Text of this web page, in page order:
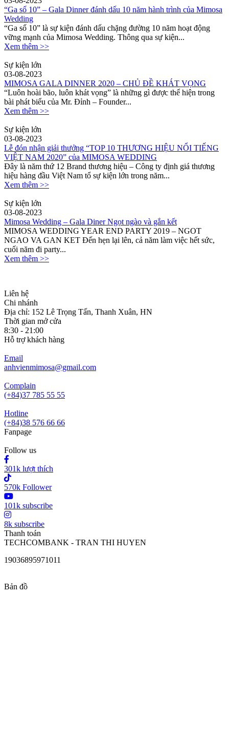
“Ga số 10” – Gala Dinner đánh dấu 10 năm hành trình của Mimosa
Wedding
“Ga số 10” là sự kiện đánh dấu chặng đường 10 năm hoạt động
vững mạnh của Mimosa Wedding. Thông qua sự kiện...
Xem thêm >>
Sự kiện lớn
03-08-2023
MIMOSA GALA DINNER 2020 – CHỦ ĐỀ KHÁT VỌNG
“Luôn hoài bão, luôn khát vọng” là những gì được thể hiện trong
bài phát biểu của Mr. Đỉnh – Founder...
Xem thêm >>
Sự kiện lớn
03-08-2023
Lễ đón nhận giải thưởng “TOP 10 THƯƠNG HIỆU NỔI TIẾNG
VIỆT NAM 2020” của MIMOSA WEDDING
Đây là năm thứ 12 Brand thương hiệu – Công ty định giá thương
hiệu hàng đầu Việt Nam tổ sự kiện lớn trong năm...
Xem thêm >>
Sự kiện lớn
03-08-2023
Mimosa Wedding – Gala Diner Ngọt ngào và gắn kết
MIMOSA WEDDING YEAR END PARTY 2019 – NGOT
NGAO VA GAN KET Đến hẹn lại lên, cả năm làm việc hết sức,
cuối năm đi party...
Xem thêm >>
Liên hệ
Chi nhánh
Địa chỉ: 152 Lê Trọng Tấn, Thanh Xuân, HN
Thời gian mở cửa
8:30 - 21:00
Hỗ trợ khách hàng
Email
anhvienmimosa@gmail.com
Complain
(+84)37 785 55 55
Hotline
(+84)38 576 66 66
Fanpage
Follow us
301k lượt thích
570k Follower
101k subscribe
8k subscribe
Thanh toán
TECHCOMBANK - TRAN THI HUYEN
19036895971011
Bản đồ